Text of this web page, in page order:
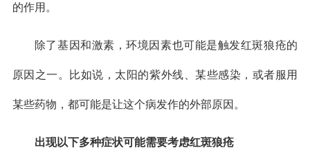
的作用。
除了基因和激素，环境因素也可能是触发红斑狼疮的
原因之一。比如说，太阳的紫外线、某些感染，或者服用
某些药物，都可能是让这个病发作的外部原因。
出现以下多种症状可能需要考虑红斑狼疮